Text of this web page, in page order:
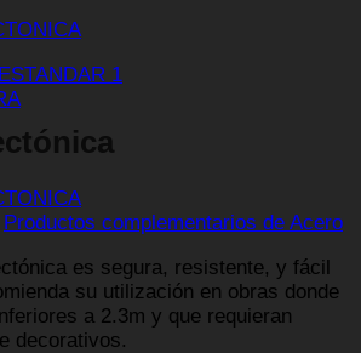
Productos complementarios de Acero
es segura, resistente, y fácil
su utilización en obras donde
a 2.3m y que requieran
decorativos.